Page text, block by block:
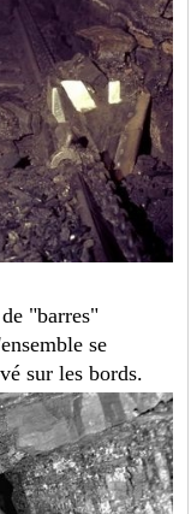
"barres"
se
sur les bords.